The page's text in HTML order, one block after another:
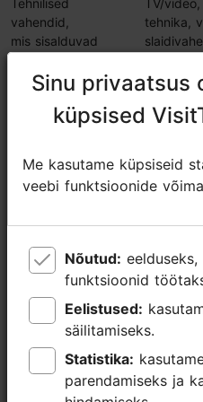
Tehnilised
vahendid,
mis sisalduvad
TV/
tehnika,
Muud võimalused
bassein,
Restoran, kohvik,
baar
Allee 70
Jaga
Võta ühendust
Kanuti tn 2, Tallinn
Kesklinn
Sinu privaatsus
küpsised
Me kasutame küpsiseid
veebi funktsioonide
Nõutud:
funktsioonid
Eelistused:
säilitamiseks.
Statistika:
parendamiseks ja
Sinu privaatsus
küpsised
Me kasutame küpsiseid
veebi funktsioonide
Nõutud:
funktsioonid
Eelistused:
säilitamiseks.
Statistika:
parendamiseks ja